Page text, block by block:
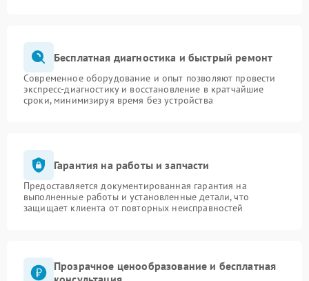
Бесплатная диагностика и быстрый ремонт
Современное оборудование и опыт позволяют провести
экспресс-диагностику и восстановление в кратчайшие
сроки, минимизируя время без устройства
Гарантия на работы и запчасти
Предоставляется документированная гарантия на
выполненные работы и установленные детали, что
защищает клиента от повторных неисправностей
Прозрачное ценообразование и бесплатная